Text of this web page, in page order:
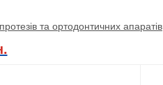
та ортодонтичних апаратів